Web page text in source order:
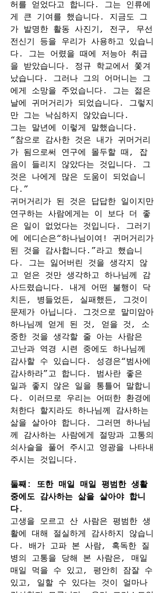
허를 얻었다고 합니다. 그는 인류에
게 큰 기여를 했습니다. 지금도 그
가 발명한 활동 사진기, 전구, 무선
전신기 등을 우리가 사용하고 있습니
다. 그는 어렸을 때에 저능아 취급
을 받았습니다. 정규 학교에서 쫓겨
났습니다. 그러나 그의 어머니는 그
에게 소망을 주었습니다. 그는 젊은
날에 귀머거리가 되었습니다. 그렇지
만 그는 낙심하지 않았습니다.
그는 말년에 이렇게 말했습니다.
“참으로 감사한 것은 내가 귀머거리
가 됨으로써 연구에 몰두할 때, 잡
음이 들리지 않았다는 것입니다. 그
것은 나에게 많은 도움이 되었습니
다.”
귀머거리가 된 것은 답답한 일이지만
연구하는 사람에게는 이 보다 더 좋
은 일이 없었다는 것입니다. 그러기
에 에디슨은“하나님이여! 귀머거리가
된 것을 감사합니다.”라고 했습니
다. 그는 잃어버린 것을 생각지 않
고 얻은 것만 생각하고 하나님께 감
사드렸습니다. 내게 어떤 불행이 닥
치든, 병들었든, 실패했든, 그것이
문제가 아닙니다. 그것으로 말미암아
하나님께 얻게 된 것, 얻을 것, 소
중한 것을 생각할 줄 아는 사람은
고난과 역경 시련 중에도 하나님께
감사할 수 있습니다. 성경은“범사에
감사하라”고 합니다. 범사란 좋은
일과 좋지 않은 일을 통틀어 말합니
다. 이러므로 우리는 어떠한 환경에
처한다 할지라도 하나님께 감사하는
삶을 살아야 합니다. 그러면 하나님
께 감사하는 사람에게 절망과 고통의
쇠사슬을 풀어 주시고 영광을 나타내
주시는 것입니다.
둘째: 또한 매일 매일 평범한 생활
중에도 감사하는 삶을 살아야 합니
다.
고생을 모르고 산 사람은 평범한 생
활에 대해 절실하게 감사하지 않습니
다. 배가 고파 본 사람, 혹독한 질
병의 고통을 당해 본 사람은, 매일
매일 먹을 수 있고, 평안히 잠잘 수
있고, 일할 수 있다는 것이 얼마나